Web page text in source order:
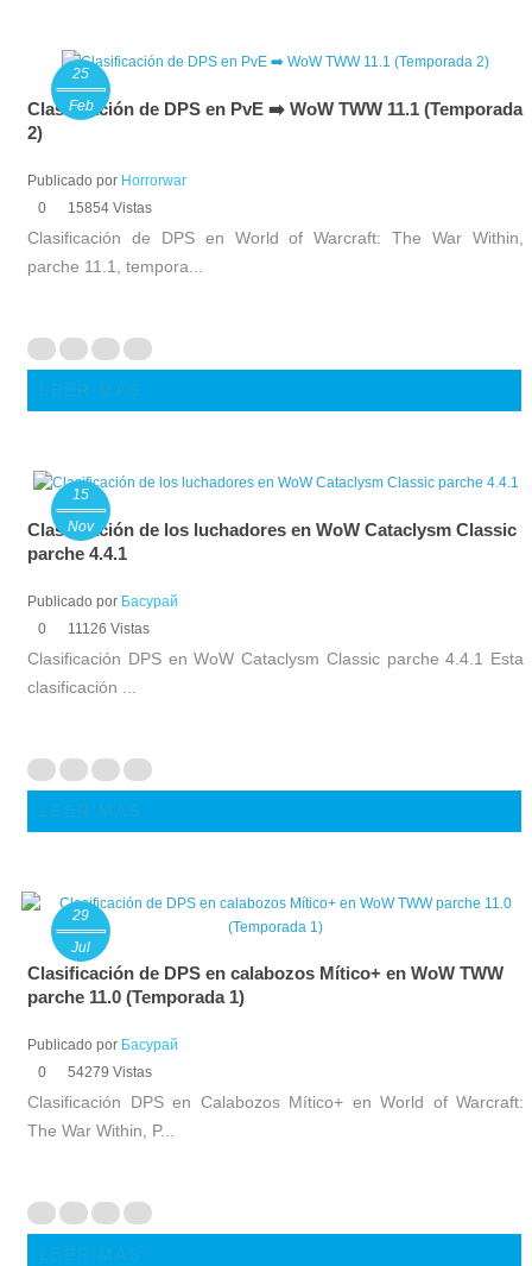
25
Feb
Clasificación de DPS en PvE ➡️ WoW TWW 11.1 (Temporada
2)
Publicado por Horrorwar
0
15854 Vistas
Clasificación de DPS en World of Warcraft: The War Within,
parche 11.1, tempora...
LEER MÁS
15
Nov
Clasificación de los luchadores en WoW Cataclysm Classic
parche 4.4.1
Publicado por Басурай
0
11126 Vistas
Clasificación DPS en WoW Cataclysm Classic parche 4.4.1 Esta
clasificación ...
LEER MÁS
29
Jul
Clasificación de DPS en calabozos Mítico+ en WoW TWW
parche 11.0 (Temporada 1)
Publicado por Басурай
0
54279 Vistas
Clasificación DPS en Calabozos Mítico+ en World of Warcraft:
The War Within, P...
LEER MÁS